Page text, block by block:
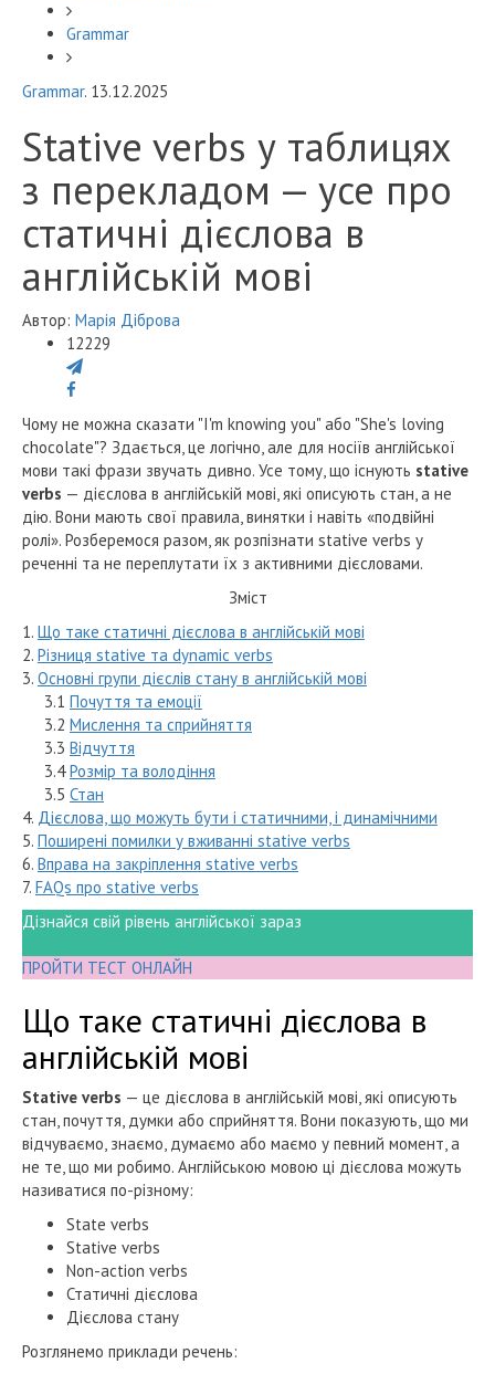
Grammar
Grammar. 13.12.2025
Stative verbs у таблицях
з перекладом — усе про
статичні дієслова в
англійській мові
Автор: Марія Діброва
12229
Чому не можна сказати "I'm knowing you" або "She's loving
chocolate"? Здається, це логічно, але для носіїв англійської
мови такі фрази звучать дивно. Усе тому, що існують stative
verbs — дієслова в англійській мові, які описують стан, а не
дію. Вони мають свої правила, винятки і навіть «подвійні
ролі». Розберемося разом, як розпізнати stative verbs у
реченні та не переплутати їх з активними дієсловами.
Зміст
1. Що таке статичні дієслова в англійській мові
2. Різниця stative та dynamic verbs
3. Основні групи дієслів стану в англійській мові
3.1 Почуття та емоції
3.2 Мислення та сприйняття
3.3 Відчуття
3.4Розмір та володіння
3.5 Стан
4. Дієслова, що можуть бути і статичними, і динамічними
5. Поширені помилки у вживанні stative verbs
6. Вправа на закріплення stative verbs
7. FAQs про stative verbs
Дізнайся свій рівень англійської зараз
ПРОЙТИ ТЕСТ ОНЛАЙН
Що таке статичні дієслова в
англійській мові
Stative verbs — це дієслова в англійській мові, які описують
стан, почуття, думки або сприйняття. Вони показують, що ми
відчуваємо, знаємо, думаємо або маємо у певний момент, а
не те, що ми робимо. Англійською мовою ці дієслова можуть
називатися по-різному:
State verbs
Stative verbs
Non-action verbs
Статичні дієслова
Дієслова стану
Розглянемо приклади речень: